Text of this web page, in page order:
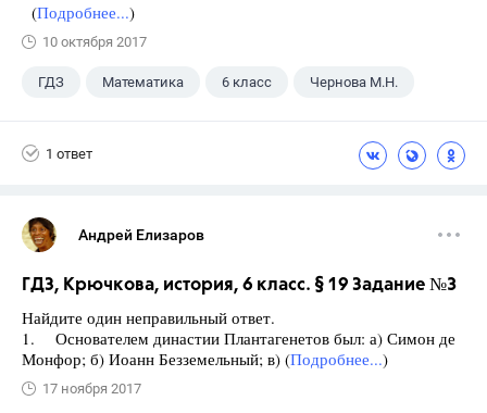
(Подробнее...)
10 октября 2017
ГДЗ Математика 6 класс Чернова М.Н.
1 ответ
Андрей Елизаров
ГДЗ, Крючкова, история, 6 класс. § 19 Задание №3
Найдите один неправильный ответ.
1. Основателем династии Плантагенетов был: а) Симон де
Монфор; б) Иоанн Безземельный; в) (Подробнее...)
17 ноября 2017